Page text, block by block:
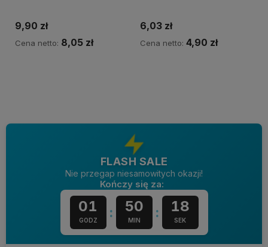
9,90 zł
Cena netto: 8,05 zł
6,03 zł
Cena netto: 4,90 zł
FLASH SALE
Nie przegap niesamowitych okazji!
Kończy się za:
01
GODZ : 50
MIN : 17
SEK